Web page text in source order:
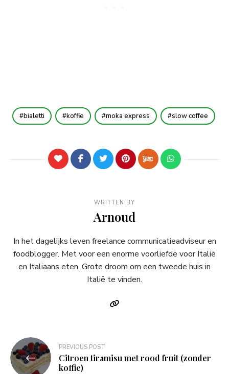
bialetti koffie moka express slow coffee
WRITTEN BY
Arnoud
In het dagelijks leven freelance communicatieadviseur en
foodblogger. Met voor een enorme voorliefde voor Italië
en Italiaans eten. Grote droom om een tweede huis in
Italië te vinden.
Bericht
navigatie
PREVIOUS POST
Citroen tiramisu met rood fruit (zonder
koffie)